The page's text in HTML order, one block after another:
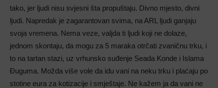
tako, jer ljudi nisu svjesni šta propuštaju. Divno mjesto, divni
ljudi. Napredak je zagarantovan svima, na ARL ljudi ganjaju
svoja vremena. Nema veze, valjda ti ljudi koji ne dolaze,
jednom skontaju, da mogu za 5 maraka otrčati zvaničnu trku, i
to na tartan stazi, uz vrhunsko suđenje Seada Konde i Islama
Đuguma. Možda više vole da idu vani na neku trku i plaćaju po
stotine eura za kotizacije i smještaje. Ne kažem ja da vani ne